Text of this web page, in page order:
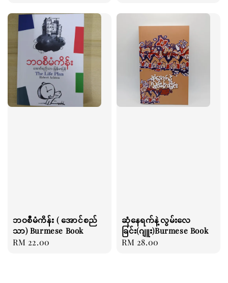
ဘဝစီမံကိန်း ( အောင်စည်
သာ) Burmese Book
Regular
RM 22.00
ဆုံနေရက်နဲ့လွမ်းလေ
ခြင်း(ဂျူး)Burmese Book
Regular
RM 28.00